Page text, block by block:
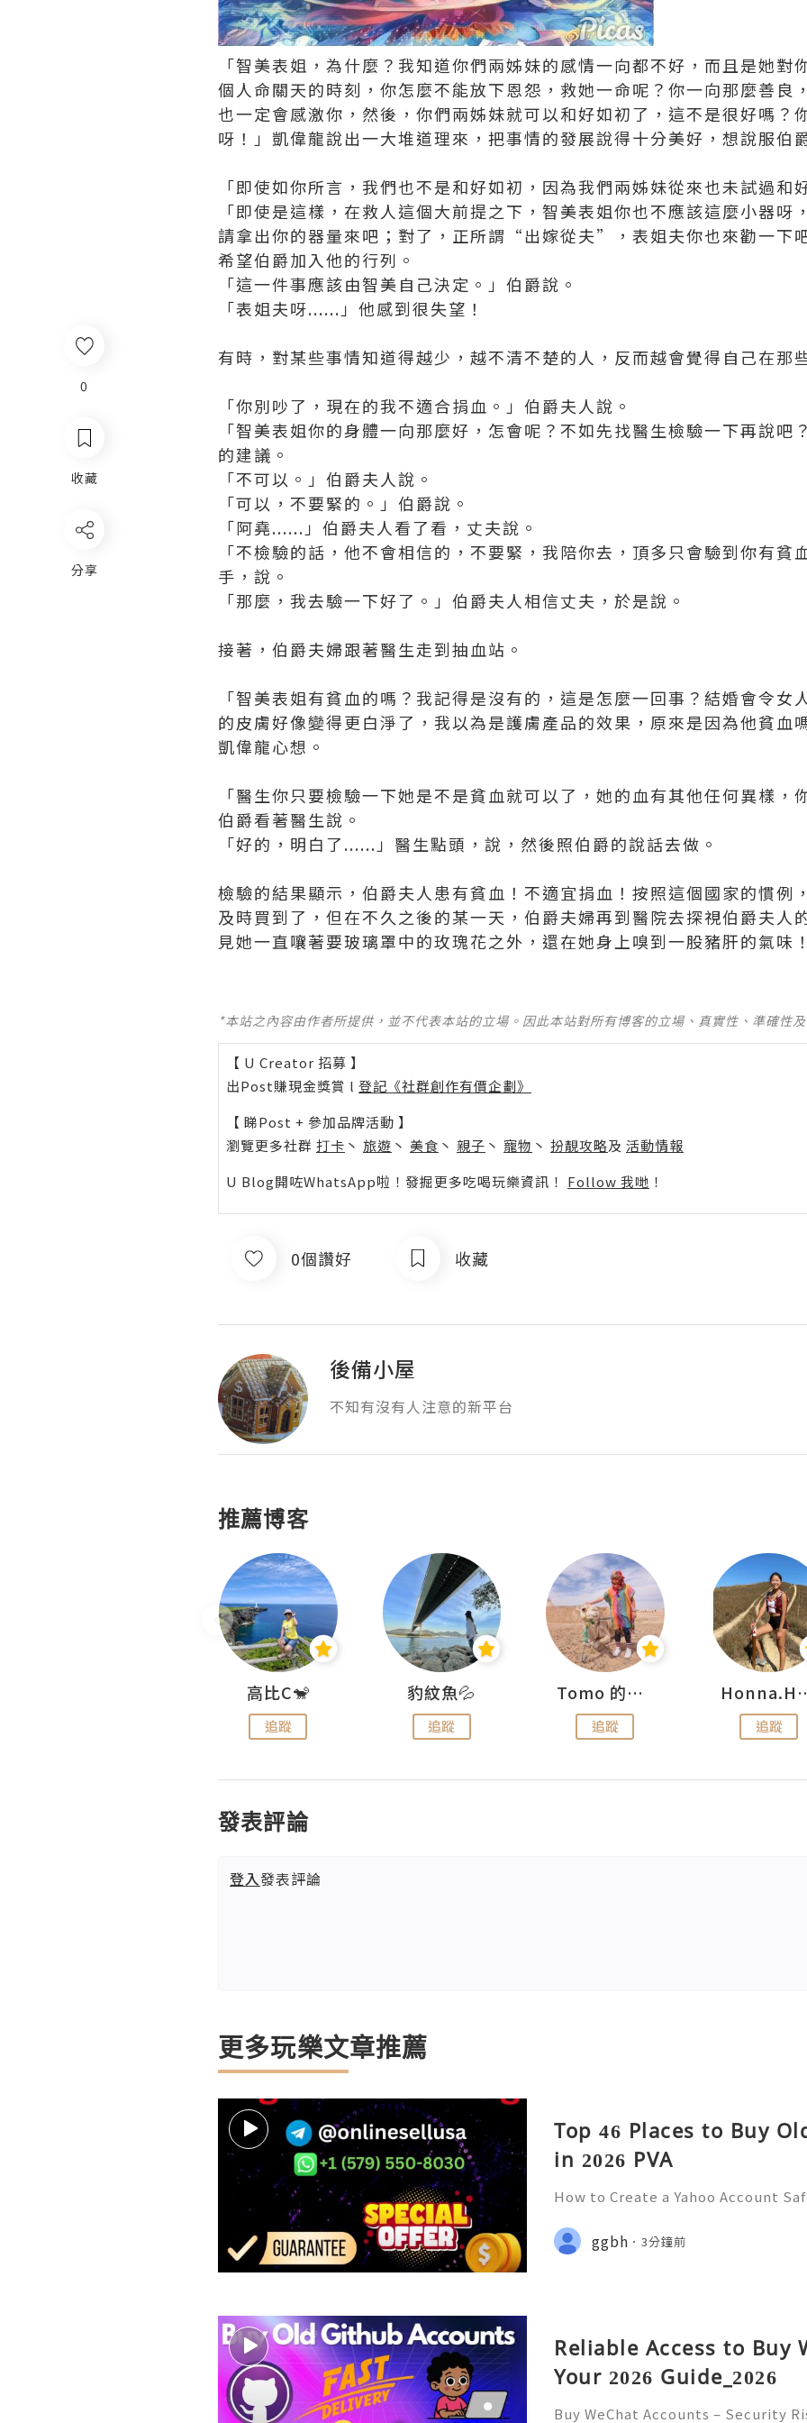
0
收藏
分享
「智美表姐，為什麼？我知道你們兩姊妹的感情一向都不好，而且是她對
個人命關天的時刻，你怎麼不能放下恩怨，救她一命呢？你一向那麼善良
也一定會感激你，然後，你們兩姊妹就可以和好如初了，這不是很好嗎？
呀！」凱偉龍說出一大堆道理來，把事情的發展說得十分美好，想說服伯
「即使如你所言，我們也不是和好如初，因為我們兩姊妹從來也未試過和
「即使是這樣，在救人這個大前提之下，智美表姐你也不應該這麼小器呀
請拿出你的器量來吧；對了，正所謂“出嫁從夫”，表姐夫你也來勸一下
希望伯爵加入他的行列。
「這一件事應該由智美自己決定。」伯爵說。
「表姐夫呀......」他感到很失望！
有時，對某些事情知道得越少，越不清不楚的人，反而越會覺得自己在那
「你別吵了，現在的我不適合捐血。」伯爵夫人說。
「智美表姐你的身體一向那麼好，怎會呢？不如先找醫生檢驗一下再說吧
的建議。
「不可以。」伯爵夫人說。
「可以，不要緊的。」伯爵說。
「阿堯......」伯爵夫人看了看，丈夫說。
「不檢驗的話，他不會相信的，不要緊，我陪你去，頂多只會驗到你有貧
手，說。
「那麼，我去驗一下好了。」伯爵夫人相信丈夫，於是說。
接著，伯爵夫婦跟著醫生走到抽血站。
「智美表姐有貧血的嗎？我記得是沒有的，這是怎麼一回事？結婚會令女
的皮膚好像變得更白淨了，我以為是護膚產品的效果，原來是因為他貧血
凱偉龍心想。
「醫生你只要檢驗一下她是不是貧血就可以了，她的血有其他任何異樣，
伯爵看著醫生說。
「好的，明白了......」醫生點頭，說，然後照伯爵的說話去做。
檢驗的結果顯示，伯爵夫人患有貧血！不適宜捐血！按照這個國家的慣例
及時買到了，但在不久之後的某一天，伯爵夫婦再到醫院去探視伯爵夫人
見她一直嚷著要玻璃罩中的玫瑰花之外，還在她身上嗅到一股豬肝的氣味
*本站之內容由作者所提供，並不代表本站的立場。因此本站對所有博客的立場、真實性、準確性
【 U Creator 招募 】
出Post賺現金獎賞 l 登記《社群創作有價企劃》
【 睇Post + 參加品牌活動 】
瀏覽更多社群 打卡 丶 旅遊 丶 美食 丶 親子 丶 寵物 丶 扮靚攻略及 活動情報
U Blog開咗WhatsApp啦！發掘更多吃喝玩樂資訊！ Follow 我哋 ！
0個讚好 收藏
後備小屋
不知有沒有人注意的新平台
推薦博客
高比C🐒
追蹤
豹紋魚💦
追蹤
Tomo 的快樂宇宙
追蹤 追蹤
發表評論
登入發表評論
更多玩樂文章推薦
Top 46 Places to Buy
in 2026 PVA
How to Create a Yahoo Account
t 24/7 🚀📡💬📱🛸👑 Telegram ➜
Discord ➜ Account Service
ggbh 3分鐘前
Reliable Access to Buy
Your 2026 Guide_2026
Buy WeChat Accounts – Security